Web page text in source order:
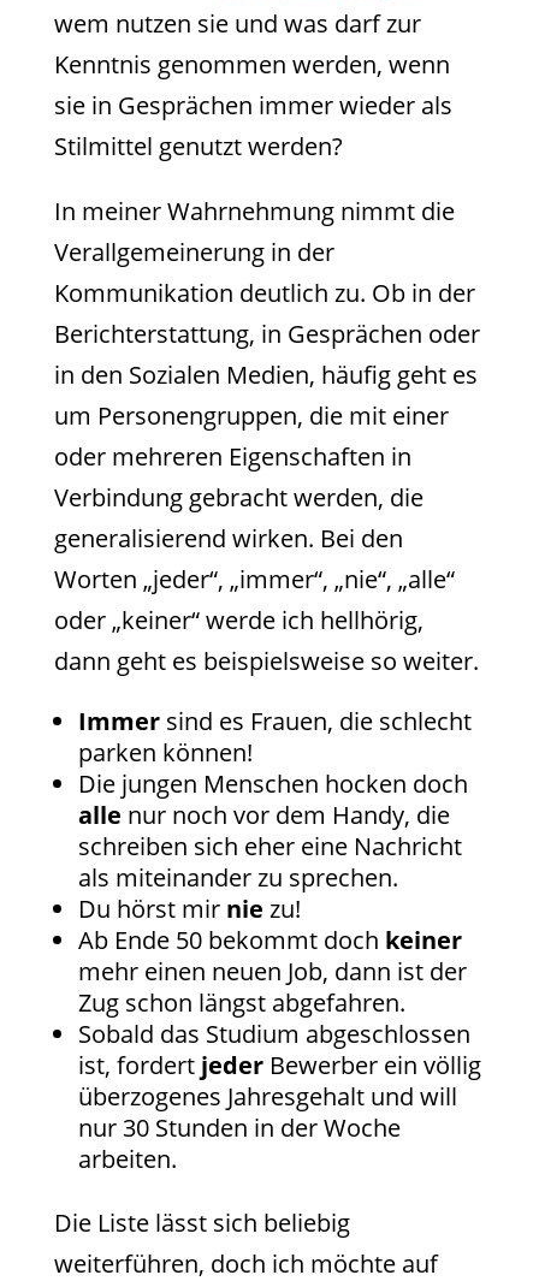
wem nutzen sie und was darf zur
Kenntnis genommen werden, wenn
sie in Gesprächen immer wieder als
Stilmittel genutzt werden?
In meiner Wahrnehmung nimmt die
Verallgemeinerung in der
Kommunikation deutlich zu. Ob in der
Berichterstattung, in Gesprächen oder
in den Sozialen Medien, häufig geht es
um Personengruppen, die mit einer
oder mehreren Eigenschaften in
Verbindung gebracht werden, die
generalisierend wirken. Bei den
Worten „jeder“, „immer“, „nie“, „alle“
oder „keiner“ werde ich hellhörig,
dann geht es beispielsweise so weiter.
Immersind es Frauen, die schlecht
parken können!
Die jungen Menschen hocken doch
alle nur noch vor dem Handy, die
schreiben sich eher eine Nachricht
als miteinander zu sprechen.
Du hörst mir nie zu!
Ab Ende 50 bekommt doch keiner
mehr einen neuen Job, dann ist der
Zug schon längst abgefahren.
Sobald das Studium abgeschlossen
ist, fordert jederBewerber ein völlig
überzogenes Jahresgehalt und will
nur 30 Stunden in der Woche
arbeiten.
Die Liste lässt sich beliebig
weiterführen, doch ich möchte auf